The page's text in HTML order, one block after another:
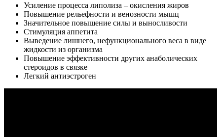
Усиление процесса липолиза – окисления жиров
Повышение рельефности и венозности мышц
Значительное повышение силы и выносливости
Стимуляция аппетита
Выведение лишнего, нефункционального веса в виде
жидкости из организма
Повышение эффективности других анаболических
стероидов в связке
Легкий антиэстроген